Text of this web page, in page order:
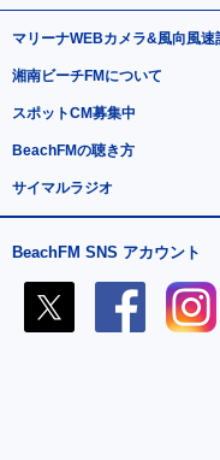
マリーナWEBカメラ&風向風速
湘南ビーチFMについて
スポットCM募集中
BeachFMの聴き方
サイマルラジオ
BeachFM SNS アカウント